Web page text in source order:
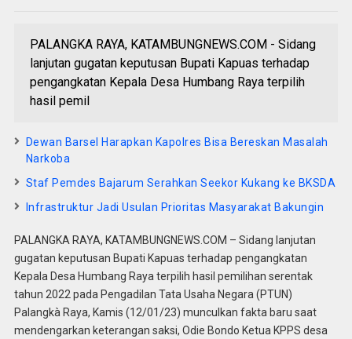
PALANGKA RAYA, KATAMBUNGNEWS.COM - Sidang
lanjutan gugatan keputusan Bupati Kapuas terhadap
pengangkatan Kepala Desa Humbang Raya terpilih
hasil pemil
Dewan Barsel Harapkan Kapolres Bisa Bereskan Masalah
Narkoba
Staf Pemdes Bajarum Serahkan Seekor Kukang ke BKSDA
Infrastruktur Jadi Usulan Prioritas Masyarakat Bakungin
PALANGKA RAYA, KATAMBUNGNEWS.COM – Sidang lanjutan
gugatan keputusan Bupati Kapuas terhadap pengangkatan
Kepala Desa Humbang Raya terpilih hasil pemilihan serentak
tahun 2022 pada Pengadilan Tata Usaha Negara (PTUN)
Palangkà Raya, Kamis (12/01/23) munculkan fakta baru saat
mendengarkan keterangan saksi, Odie Bondo Ketua KPPS desa